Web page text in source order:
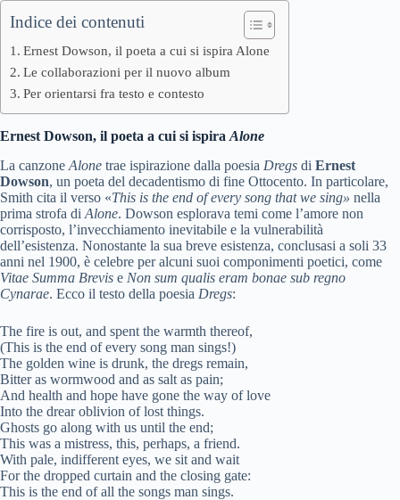
Indice dei contenuti
Ernest Dowson, il poeta a cui si ispira Alone
Le collaborazioni per il nuovo album
Per orientarsi fra testo e contesto
Ernest Dowson, il poeta a cui si ispira Alone
La canzone Alone trae ispirazione dalla poesia Dregs di Ernest
Dowson, un poeta del decadentismo di fine Ottocento. In particolare,
Smith cita il verso «This is the end of every song that we sing» nella
prima strofa di Alone. Dowson esplorava temi come l’amore non
corrisposto, l’invecchiamento inevitabile e la vulnerabilità
dell’esistenza. Nonostante la sua breve esistenza, conclusasi a soli 33
anni nel 1900, è celebre per alcuni suoi componimenti poetici, come
Vitae Summa Brevis e Non sum qualis eram bonae sub regno
Cynarae. Ecco il testo della poesia Dregs:
The fire is out, and spent the warmth thereof,
(This is the end of every song man sings!)
The golden wine is drunk, the dregs remain,
Bitter as wormwood and as salt as pain;
And health and hope have gone the way of love
Into the drear oblivion of lost things.
Ghosts go along with us until the end;
This was a mistress, this, perhaps, a friend.
With pale, indifferent eyes, we sit and wait
For the dropped curtain and the closing gate:
This is the end of all the songs man sings.